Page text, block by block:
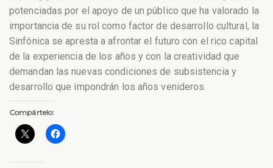
potenciadas por el apoyo de un público que ha valorado la
importancia de su rol como factor de desarrollo cultural, la
Sinfónica se apresta a afrontar el futuro con el rico capital
de la experiencia de los años y con la creatividad que
demandan las nuevas condiciones de subsistencia y
desarrollo que impondrán los años venideros.
Compártelo: